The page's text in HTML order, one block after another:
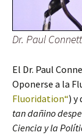
Dr. Paul Connett
El Dr. Paul
Oponerse a la
Fluoridation“) y
tan dañino
Ciencia y la